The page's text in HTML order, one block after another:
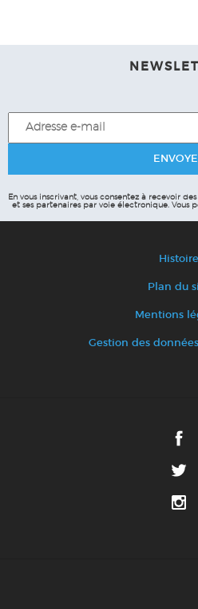
En vous inscrivant, vous consentez à recevoir
et ses partenaires par voie électronique.Vous
Histoire
Plan du
Mentions
Gestion des